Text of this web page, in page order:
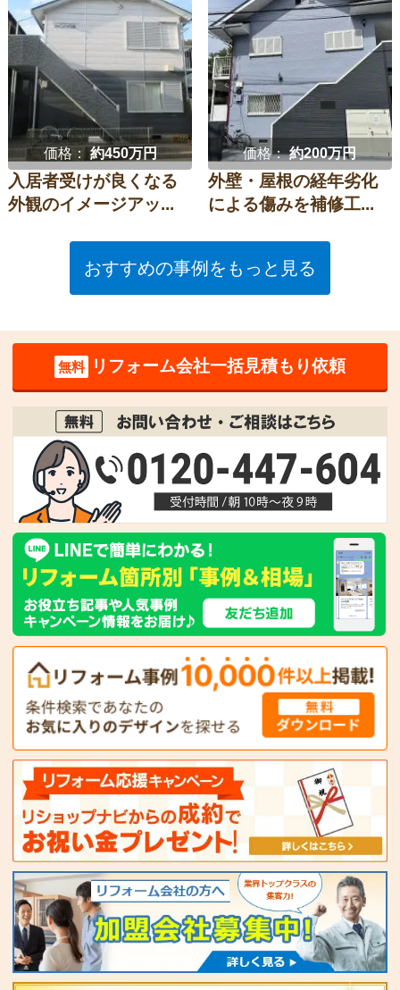
価格：約450万円
入居者受けが良くなる
外観のイメージアッ...
価格：約200万円
外壁・屋根の経年劣化
による傷みを補修工...
おすすめの事例をもっと見る
無料 リフォーム会社一括見積もり依頼